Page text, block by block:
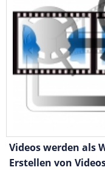
Videos werden als
Erstellen von